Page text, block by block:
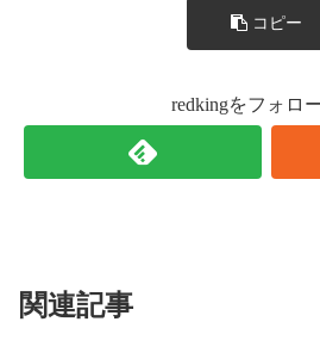
コピー
redkingをフォロ
関連記事